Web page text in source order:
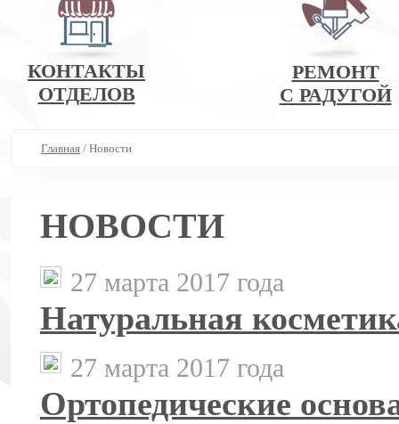
КОНТАКТЫ
ОТДЕЛОВ
РЕМОНТ
С РАДУГОЙ
Главная / Новости
НОВОСТИ
27 марта 2017 года
Натуральная
27 марта 2017 года
Ортопедические